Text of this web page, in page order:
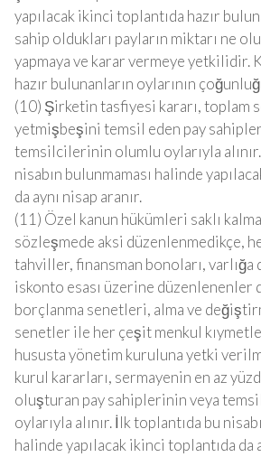
yapılacak ikinci toplantıda hazır
sahip oldukları payların miktarı ne
yapmaya ve karar vermeye yetkilidir.
hazır bulunanların oylarının
(10) Şirketin tasfiyesi kararı, toplam
yetmişbeşini temsil eden pay
temsilcilerinin olumlu oylarıyla
nisabın bulunmaması halinde
da aynı nisap aranır.
(11) Özel kanun hükümleri saklı
sözleşmede aksi düzenlenmedikçe,
tahviller, finansman bonoları, varlığa
iskonto esası üzerine düzenlenenler
borçlanma senetleri, alma ve
senetler ile her çeşit menkul
hususta yönetim kuruluna yetki
kurul kararları, sermayenin en az
oluşturan pay sahiplerinin veya
oylarıyla alınır. İlk toplantıda bu
halinde yapılacak ikinci toplantıda da